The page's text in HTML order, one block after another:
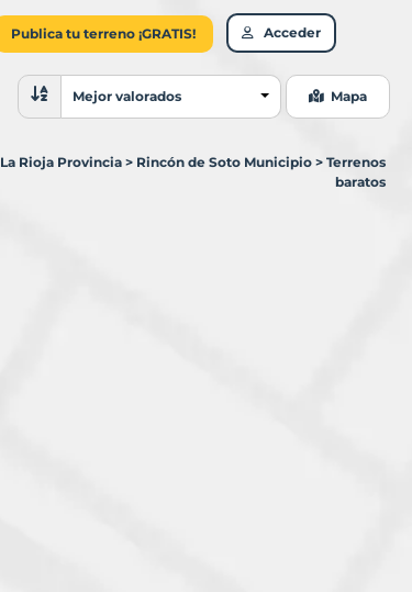
Publica tu terreno ¡GRATIS! Acceder
Ordenar resultados
Mejor valorados Mapa
La Rioja Provincia > Rincón de Soto Municipio > Terrenos
baratos